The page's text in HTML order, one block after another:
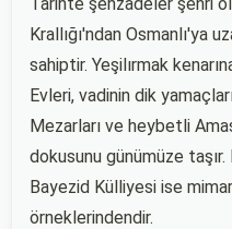
Krallığı'ndan Osmanlı'ya
sahiptir. Yeşilırmak
Evleri, vadinin dik
Mezarları ve heybetli
dokusunu günümüze
Bayezid Külliyesi ise
örneklerindendir.